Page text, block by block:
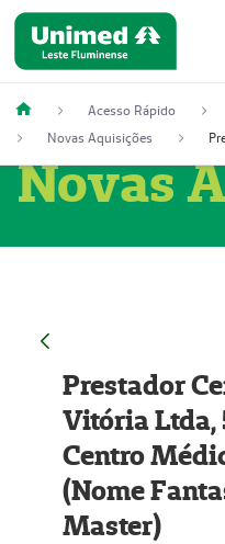
Acesso Rápido
Novas Aquisições
Novas
Prestador
Vitória Ltda,
Centro
(Nome
Master)